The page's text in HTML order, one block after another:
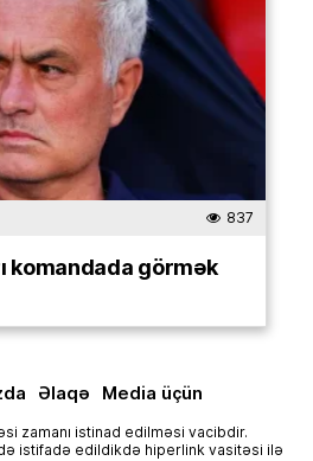
837
komandada görmək
Əlaqə Media üçün
zamanı istinad edilməsi vacibdir.
istifadə edildikdə hiperlink vasitəsi ilə